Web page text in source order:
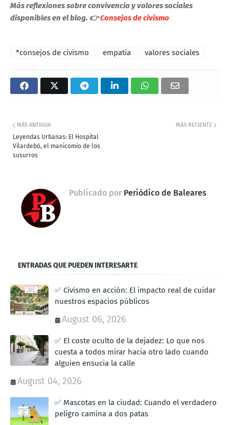
Más reflexiones sobre convivencia y valores sociales
disponibles en el blog. 👉Consejos de civismo
*consejos de civismo empatia valores sociales
MÁS RECIENTE
MÁS ANTIGUA
Leyendas Urbanas: El Hospital
Vilardebó, el manicomio de los
susurros
Publicado por Periódico de Baleares
ENTRADAS QUE PUEDEN INTERESARTE
✅ Civismo en acción: El impacto real de cuidar
nuestros espacios públicos
August 06, 2026
✅ El coste oculto de la dejadez: Lo que nos
cuesta a todos mirar hacia otro lado cuando
alguien ensucia la calle
August 04, 2026
✅ Mascotas en la ciudad: Cuando el verdadero
peligro camina a dos patas